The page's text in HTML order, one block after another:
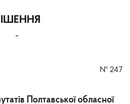
-
№ 247
Полтавської обласної